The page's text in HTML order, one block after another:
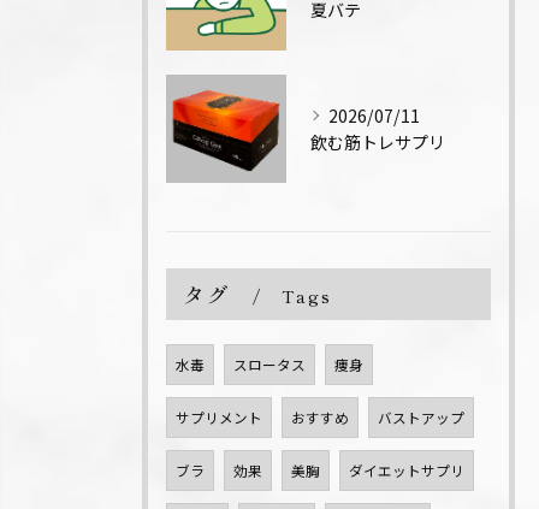
夏バテ
2026/07/11
飲む筋トレサプリ
タグ Tags
水毒 スロータス 痩身
サプリメント おすすめ バストアップ
ブラ 効果 美胸 ダイエットサプリ